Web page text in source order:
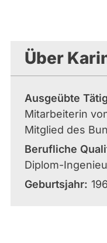
oder
Mandaten
können
über
abgeordnetenwatch
befragt
werden.
Über
Ausgeübte
Mitarbeiterin
Mitglied des
Berufliche
Diplom-
Geburtsjahr